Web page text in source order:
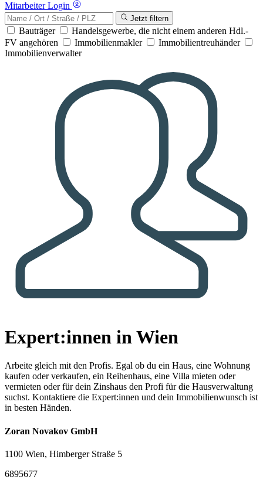
Mitarbeiter Login
Jetzt filtern
Bauträger
Handelsgewerbe, die nicht einem anderen Hdl.-
FV angehören
Immobilienmakler
Immobilientreuhänder
Immobilienverwalter
Expert:innen in Wien
Arbeite gleich mit den Profis. Egal ob du ein Haus, eine Wohnung
kaufen oder verkaufen, ein Reihenhaus, eine Villa mieten oder
vermieten oder für dein Zinshaus den Profi für die Hausverwaltung
suchst. Kontaktiere die Expert:innen und dein Immobilienwunsch ist
in besten Händen.
Zoran Novakov GmbH
1100 Wien, Himberger Straße 5
6895677